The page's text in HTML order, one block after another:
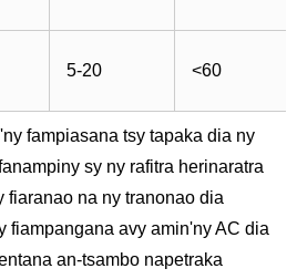
5-20 <60
fampiasana tsy tapaka dia ny
sy ny rafitra herinaratra
fiaranao na ny tranonao dia
fiampangana avy amin'ny AC dia
an-tsambo napetraka